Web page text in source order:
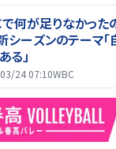
何が足りなかっ
シーズンのテーマ
る」
24 07:10WBC